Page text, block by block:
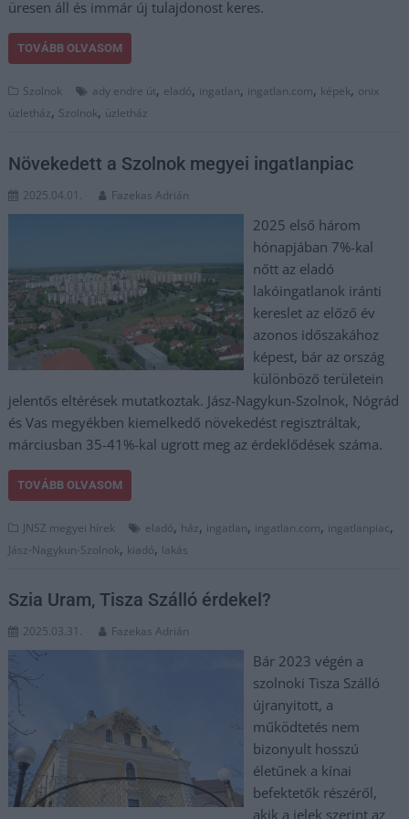
üresen áll és immár új tulajdonost keres.
TOVÁBB OLVASOM
Szolnok ady endre út, eladó, ingatlan, ingatlan.com, képek, onix
üzletház, Szolnok, üzletház
Növekedett a Szolnok megyei ingatlanpiac
2025.04.01. Fazekas Adrián
2025 első három
hónapjában 7%-kal
nőtt az eladó
lakóingatlanok iránti
kereslet az előző év
azonos időszakához
képest, bár az ország
különböző területein
jelentős eltérések mutatkoztak. Jász-Nagykun-Szolnok, Nógrád
és Vas megyékben kiemelkedő növekedést regisztráltak,
márciusban 35-41%-kal ugrott meg az érdeklődések száma.
TOVÁBB OLVASOM
JNSZ megyei hírek eladó, ház, ingatlan, ingatlan.com, ingatlanpiac,
Jász-Nagykun-Szolnok, kiadó, lakás
Szia Uram, Tisza Szálló érdekel?
2025.03.31. Fazekas Adrián
Bár 2023 végén a
szolnoki Tisza Szálló
újranyitott, a
működtetés nem
bizonyult hosszú
életűnek a kínai
befektetők részéről,
akik a jelek szerint az